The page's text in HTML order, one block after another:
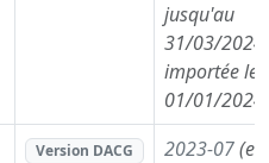
jusqu'au
31/03/2024,
importée le
01/01/2024)
Version DACG 2023-07(en